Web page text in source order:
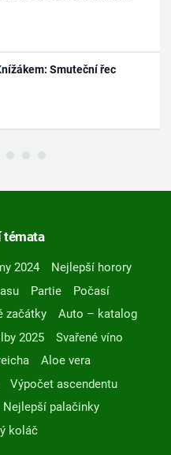
Smuteční řec
témata
2024
Nejlepší horory
Partie
Počasí
začátky
Auto – katalog
2025
Svařené víno
Aloe vera
Výpočet ascendentu
Nejlepší palačinky
koláč